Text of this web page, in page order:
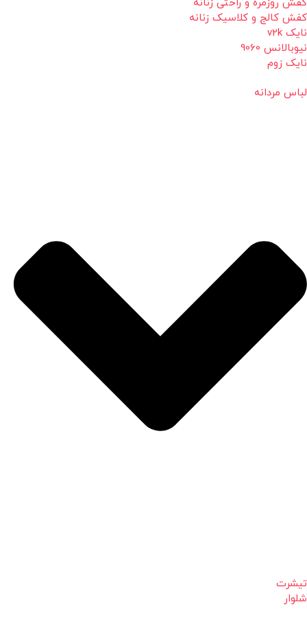
کفش کالج و کلاسیک زنانه
نایک v2k
نیوبالانس 9060
نایک زوم
لباس مردانه
تیشرت
شلوار